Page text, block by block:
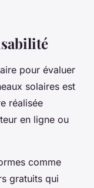
pour évaluer
solaires est
réalisée
en ligne ou
comme
gratuits qui